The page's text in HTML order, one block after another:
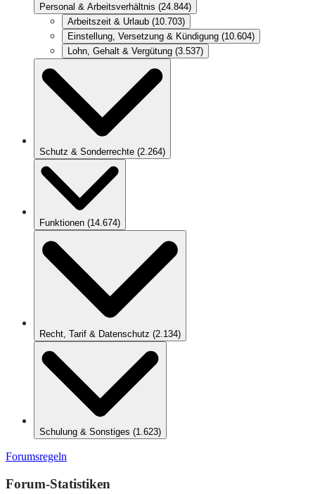
Personal & Arbeitsverhältnis (24.844)
Arbeitszeit & Urlaub (10.703)
Einstellung, Versetzung & Kündigung (10.604)
Lohn, Gehalt & Vergütung (3.537)
Schutz & Sonderrechte (2.264)
Funktionen (14.674)
Recht, Tarif & Datenschutz (2.134)
Schulung & Sonstiges (1.623)
Forumsregeln
Forum-Statistiken